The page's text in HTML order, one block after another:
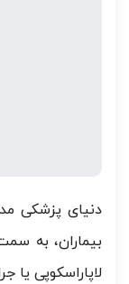
دنیای پزشکی
بیماران، به
لاپاراسکوپی یا